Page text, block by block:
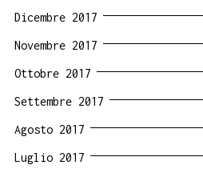
Dicembre 2017
Novembre 2017
Ottobre 2017
Settembre 2017
Agosto 2017
Luglio 2017